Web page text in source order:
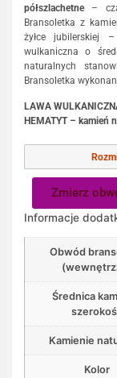
półszlachetne–
Bransoletka z
żyłce jubilerskiej
wulkaniczna o
naturalnych
Bransoletka
LAWA
HEMATYT – kamień
Zmierz
Informacje
Obwód
Średnica
Kamienie
Kolor